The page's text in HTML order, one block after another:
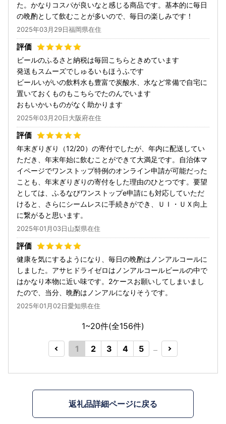
た。かなりコスパが良いなと感じる商品です。基本的に毎日
の晩酌として飲むことが多いので、毎日の楽しみです！
2025年03月29日福岡県在住
ビールのふるさと納税は毎回こちらときめています
発送もスムーズでしゅるいもほうふです
ビールいがいの飲料水も豊富で炭酸水、水など常備で自宅に
置いておくものもこちらでたのんでいます
おもいかいものがなく助かります
2025年03月20日大阪府在住
年末ぎりぎり（12/20）の寄付でしたが、年内に配送してい
ただき、年末年始に飲むことができて大満足です。自治体マ
イページでワンストップ特例のオンライン申請が可能だった
ことも、年末ぎりぎりの寄付をした理由のひとつです。要望
としては、ふるなびワンストップe申請にも対応していただ
けると、さらにシームレスに手続きができ、ＵＩ・ＵＸ向上
に繋がると思います。
2025年01月03日山梨県在住
健康を気にするようになり、毎日の晩酌はノンアルコールに
しました。アサヒドライゼロはノンアルコールビールの中で
はかなり本物に近い味です。2ケースお願いしてしまいまし
たので、当分、晩酌はノンアルになりそうです。
2025年01月02日愛知県在住
1~20件(全156件)
1 2 3 4 5 …
返礼品詳細ページに戻る